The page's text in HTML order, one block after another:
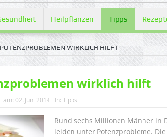
Heilpflanzen Tipps
WIRKLICH HILFT
wirklich hilft
am: 02. Juni 2014 In: Tipps
Rund sechs Millionen Männer in
leiden unter Potenzprobleme.